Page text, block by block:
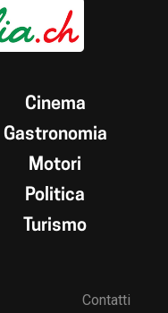
Cinema
Gastronomia
Motori
Politica
Turismo
Contatti